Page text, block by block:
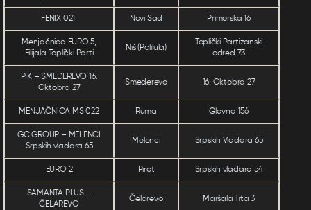
FENIX 021 Novi Sad Primorska 16
Menjačnica EURO 5,
Filijala Toplički Parti
Niš (Palilula)
Toplički Partizanski
odred 73
PIK – SMEDEREVO 16.
Oktobra 27
Smederevo 16. Oktobra 27
MENJAČNICA MS 022 Ruma Glavna 156
GC GROUP – MELENCI
Srpskih vladara 65
Melenci Srpskih Vladara 65
EURO 2 Pirot Srpskih vladara 54
SAMANTA PLUS –
ČELAREVO
Čelarevo Maršala Tita 3